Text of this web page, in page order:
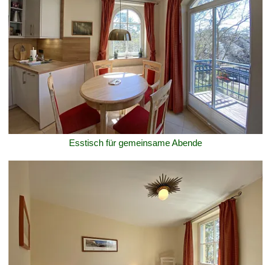
Esstisch für gemeinsame Abende